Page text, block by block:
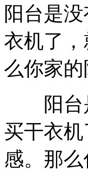
阳台是
衣机了
么你家
阳台是
买干衣
感。那